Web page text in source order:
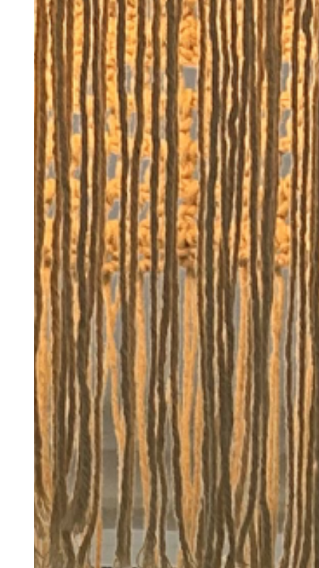
Events
Discovery Kids Camp
Yoga e Fitness
Massagens
Atividades Outdoors
Rentals
Cultura
S.E.R
O Algarve
Trabalhe Connosco
Contacto